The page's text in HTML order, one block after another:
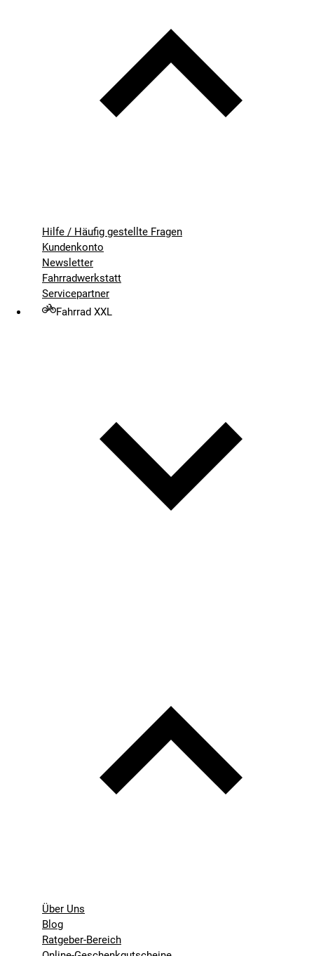
Hilfe / Häufig gestellte Fragen
Kundenkonto
Newsletter
Fahrradwerkstatt
Servicepartner
Fahrrad XXL
Über Uns
Blog
Ratgeber-Bereich